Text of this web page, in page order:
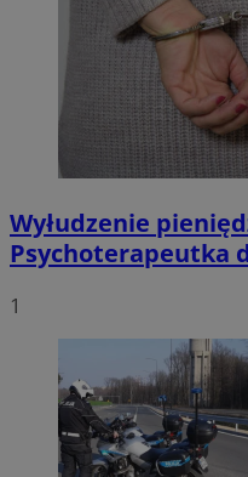
Wyłudzenie
Psychoterapeutka
1